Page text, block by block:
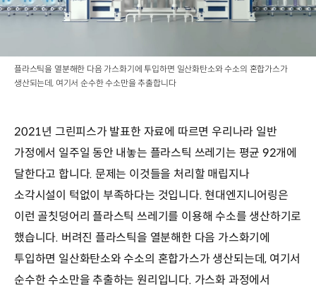
플라스틱을 열분해한 다음 가스화기에 투입하면 일산화탄소와 수소의 혼합가스가
생산되는데, 여기서 순수한 수소만을 추출합니다
2021년 그린피스가 발표한 자료에 따르면 우리나라 일반
가정에서 일주일 동안 내놓는 플라스틱 쓰레기는 평균 92개에
달한다고 합니다. 문제는 이것들을 처리할 매립지나
소각시설이 턱없이 부족하다는 것입니다. 현대엔지니어링은
이런 골칫덩어리 플라스틱 쓰레기를 이용해 수소를 생산하기로
했습니다. 버려진 플라스틱을 열분해한 다음 가스화기에
투입하면 일산화탄소와 수소의 혼합가스가 생산되는데, 여기서
순수한 수소만을 추출하는 원리입니다. 가스화 과정에서